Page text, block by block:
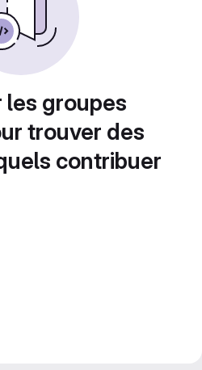
les groupes
trouver des
contribuer